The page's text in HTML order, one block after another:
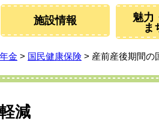
施設情報
魅力
ま
金 > 国民健康保険 > 産前産後期間の
減